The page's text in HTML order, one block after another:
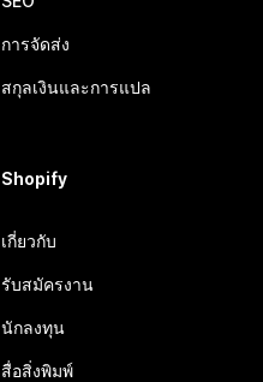
การจัดส่ง
สกุลเงินและการแปล
Shopify
เกี่ยวกับ
รับสมัครงาน
นักลงทุน
สื่อสิ่งพิมพ์